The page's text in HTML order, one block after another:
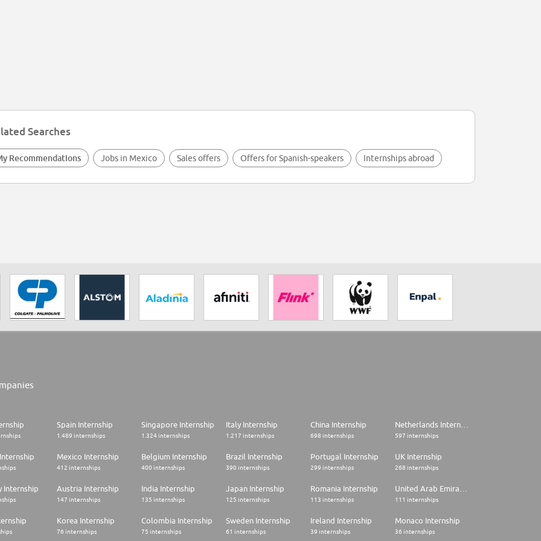
Searches
Recommendations Jobs in Mexico Sales offers Offers for Spanish-speakers Internships abroad
Spain Internship
1.489 internships
Singapore Internship
1.324 internships
Italy Internship
1.217 internships
China Internship
698 internships 597 internships
Mexico Internship
412 internships
Belgium Internship
400 internships
Brazil Internship
390 internships
Portugal Internship
299 internships
UK Internship
268 internships
Internship Austria Internship
147 internships
India Internship
135 internships
Japan Internship
125 internships
Romania Internship
113 internships 111 internships
Korea Internship
76 internships
Colombia Internship
75 internships
Sweden Internship
61 internships
Ireland Internship
39 internships
Monaco Internship
36 internships